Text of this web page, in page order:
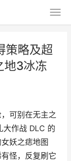
策略及超
地3冰冻
可别在无主之
大作战 DLC 的
妖之痣地图
怪，反复刷它